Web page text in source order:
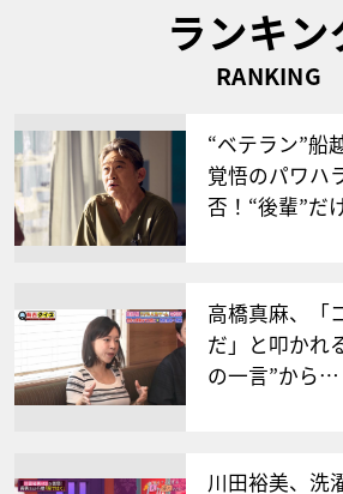
ランキン
RANKING
“ベテラン”船
覚悟のパワハ
否！“後輩”だ
高橋真麻、「
だ」と叩かれ
の一言”から…
川田裕美、洗